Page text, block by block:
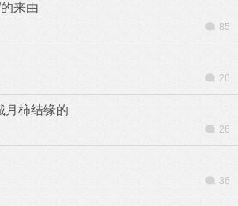
来由
85
26
月柿结缘的
26
36